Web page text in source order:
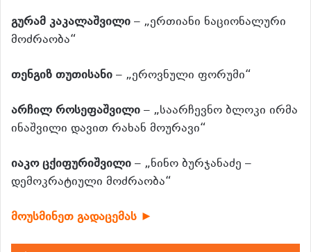
გურამ კაკალაშვილი– „ერთიანი ნაციონალური
მოძრაობა“
თენგიზ თუთისანი– „ეროვნული ფორუმი“
არჩილ როსეფაშვილი– „საარჩევნო ბლოკი ირმა
ინაშვილი დავით რახან მოურავი“
იაკო ცქიფურიშვილი– „ნინო ბურჯანაძე –
დემოკრატიული მოძრაობა“
მოუსმინეთ გადაცემას ►